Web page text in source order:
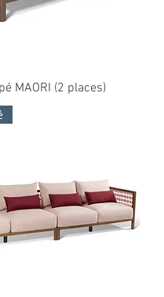
MAORI (2 places)